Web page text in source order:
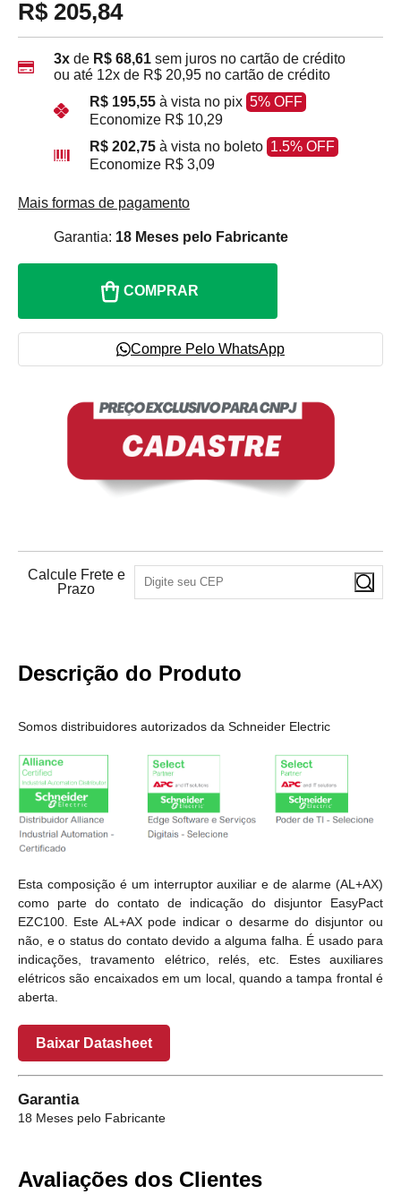
R$ 205,84
3x de R$ 68,61 sem juros no cartão de crédito
ou até 12x de R$ 20,95 no cartão de crédito
R$ 195,55 à vista no pix 5% OFF
Economize R$ 10,29
R$ 202,75 à vista no boleto 1.5% OFF
Economize R$ 3,09
Mais formas de pagamento
Garantia: 18 Meses pelo Fabricante
COMPRAR
Compre Pelo WhatsApp
Calcule Frete e
Prazo
Descrição do Produto
Somos distribuidores autorizados da Schneider Electric
Esta composição é um interruptor auxiliar e de alarme (AL+AX)
como parte do contato de indicação do disjuntor EasyPact
EZC100. Este AL+AX pode indicar o desarme do disjuntor ou
não, e o status do contato devido a alguma falha. É usado para
indicações, travamento elétrico, relés, etc. Estes auxiliares
elétricos são encaixados em um local, quando a tampa frontal é
aberta.
Baixar Datasheet
Garantia
18 Meses pelo Fabricante
Avaliações dos Clientes